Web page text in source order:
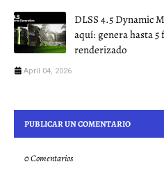
DLSS 4.5 Dynamic
aquí: genera hasta 5
renderizado
April 04, 2026
PUBLICAR UN COMENTARIO
0 Comentarios